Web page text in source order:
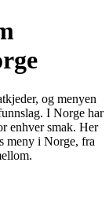
og menyen
I Norge har
enhver smak. Her
meny i Norge, fra